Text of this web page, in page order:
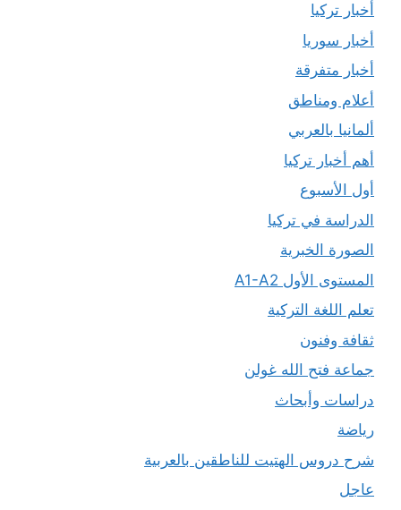
أخبار تركيا
أخبار سوريا
أخبار متفرقة
أعلام ومناطق
ألمانيا بالعربي
أهم أخبار تركيا
أول الأسبوع
الدراسة في تركيا
الصورة الخبرية
المستوى الأول A1-A2
تعلم اللغة التركية
ثقافة وفنون
جماعة فتح الله غولن
دراسات وأبحاث
رياضة
شرح دروس الهتيت للناطقين بالعربية
عاجل